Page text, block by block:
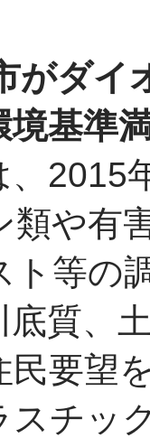
がダイ
境基準
2015
類や有
ト等の
底質、
民要望
スチッ